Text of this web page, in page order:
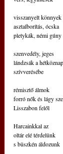
visszanyelt könnyek
asztalborítás, ócska
pletykák, némi gúny
szenvedély, jeges
lándzsák a
szívverésébe
rémisztő álmok
forró nők és lágy
Lisszabon felől
Harcainkkal az
oltár elé térdelünk
s büszkén áldozunk